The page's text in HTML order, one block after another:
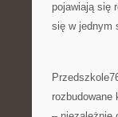
pojawiają się
się w jednym